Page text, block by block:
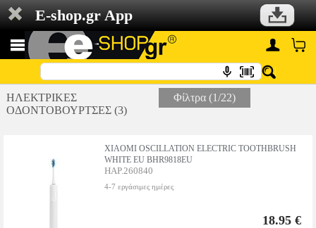
E-shop.gr App
ΗΛΕΚΤΡΙΚΕΣ
ΟΔΟΝΤΟΒΟΥΡΤΣΕΣ (3)
Φίλτρα (1/22)
XIAOMI OSCILLATION ELECTRIC TOOTHBRUSH
WHITE EU BHR9818EU
HAP.260840
4-7 εργάσιμες ημέρες
18.95 €